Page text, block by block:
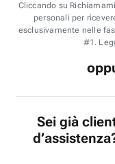
Cliccando su
personali per
esclusivamente nelle
#1.
Sei già